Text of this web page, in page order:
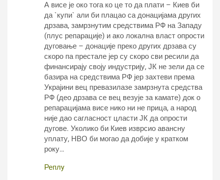
А висе је око тога ко це то да плати – Киев би
да `купи` али би плацао са донацијама других
дрзава, замрзнутим средствима РФ на Западу
(плус репарације) и ако локална власт опрости
дуговање – донације преко других дрзава су
скоро па престале јер су скоро сви ресили да
финансирају своју индустрију, ЈК не зели да се
базира на средствима РФ јер захтеви према
Украјини вец превазилазе замрзнута средства
РФ (део дрзава се вец везује за камате) док о
репарацијама висе нико ни не прица, а народ
није дао сагласност цласти ЈК да опрости
дугове. Уколико би Киев изврсио авансну
уплату, НВО би могао да добије у кратком
року…
Реплy